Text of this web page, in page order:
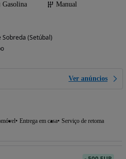
Gasolina
Manual
(Setúbal)
Ver anúncios
Entrega em casa Serviço de retoma